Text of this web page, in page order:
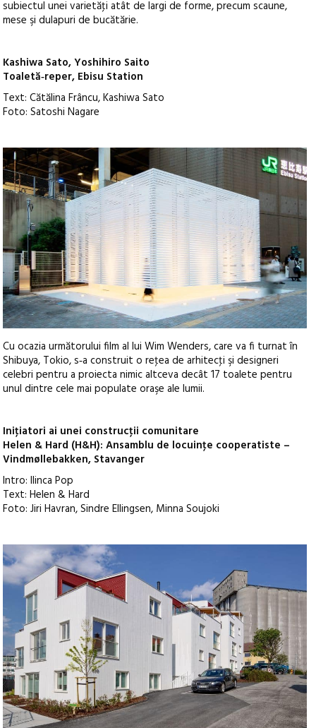
subiectul unei varietăţi atât de largi de forme, precum scaune,
mese şi dulapuri de bucătărie.
Kashiwa Sato, Yoshihiro Saito
Toaletă‑reper, Ebisu Station
Text: Cătălina Frâncu, Kashiwa Sato
Foto: Satoshi Nagare
Cu ocazia următorului film al lui Wim Wenders, care va fi turnat în
Shibuya, Tokio, s‑a construit o reţea de arhitecţi şi designeri
celebri pentru a proiecta nimic altceva decât 17 toalete pentru
unul dintre cele mai populate oraşe ale lumii.
Iniţiatori ai unei construcţii comunitare
Helen & Hard (H&H): Ansamblu de locuinţe cooperatiste –
Vindmøllebakken, Stavanger
Intro: Ilinca Pop
Text: Helen & Hard
Foto: Jiri Havran, Sindre Ellingsen, Minna Soujoki